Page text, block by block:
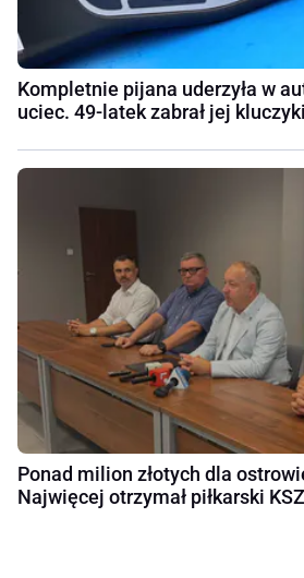
Kompletnie pijana uderzyła w
uciec. 49-latek zabrał jej kluczyki
Ponad milion złotych dla
Najwięcej otrzymał piłkarski